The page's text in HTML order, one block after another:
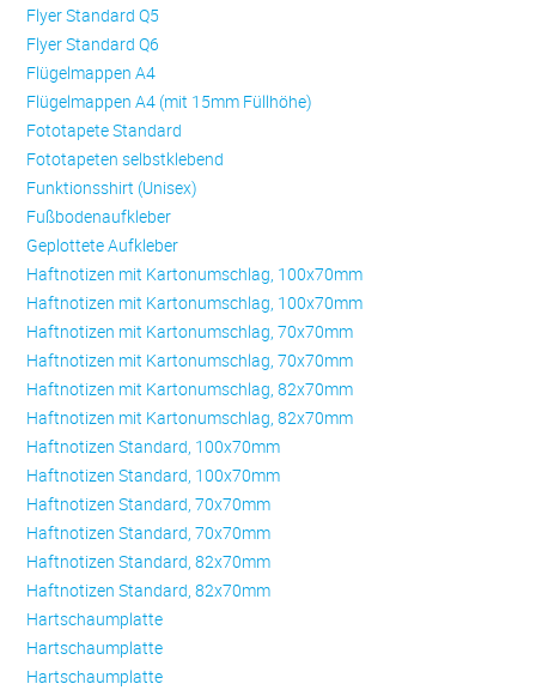
Flyer Standard Q5
Flyer Standard Q6
Flügelmappen A4
Flügelmappen A4 (mit 15mm Füllhöhe)
Fototapete Standard
Fototapeten selbstklebend
Funktionsshirt (Unisex)
Fußbodenaufkleber
Geplottete Aufkleber
Haftnotizen mit Kartonumschlag, 100x70mm
Haftnotizen mit Kartonumschlag, 100x70mm
Haftnotizen mit Kartonumschlag, 70x70mm
Haftnotizen mit Kartonumschlag, 70x70mm
Haftnotizen mit Kartonumschlag, 82x70mm
Haftnotizen mit Kartonumschlag, 82x70mm
Haftnotizen Standard, 100x70mm
Haftnotizen Standard, 100x70mm
Haftnotizen Standard, 70x70mm
Haftnotizen Standard, 70x70mm
Haftnotizen Standard, 82x70mm
Haftnotizen Standard, 82x70mm
Hartschaumplatte
Hartschaumplatte
Hartschaumplatte